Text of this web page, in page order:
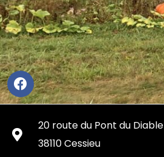
20 route du Pont du Diable
38110 Cessieu